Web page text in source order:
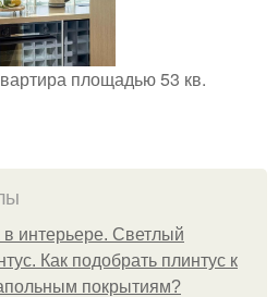
площадью 53 кв.
интерьере. Светлый
Как подобрать плинтус к
покрытиям?